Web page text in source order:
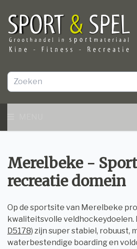
Merelbeke -
recreatie domein
Op de sportsite van Merelbeke
kwaliteitsvolle veldhockeydoelen.
D5178) zijn super stabiel, robuust,
waterbestendige boarding en